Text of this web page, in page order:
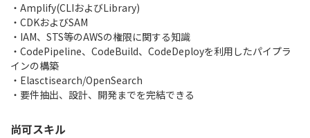
・Amplify(CLIおよびLibrary)
・CDKおよびSAM
・IAM、STS等のAWSの権限に関する知識
・CodePipeline、CodeBuild、CodeDeployを利用したパイプラ
インの構築
・Elasctisearch/OpenSearch
・要件抽出、設計、開発までを完結できる
尚可スキル